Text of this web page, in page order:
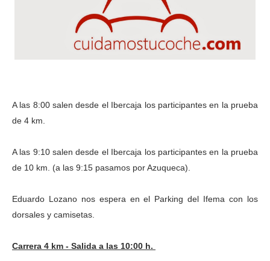
A las 8:00 salen desde el Ibercaja los participantes en la prueba
de 4 km.
A las 9:10 salen desde el Ibercaja los participantes en la prueba
de 10 km. (a las 9:15 pasamos por Azuqueca).
Eduardo Lozano nos espera en el Parking del Ifema con los
dorsales y camisetas.
Carrera 4 km - Salida a las 10:00 h.